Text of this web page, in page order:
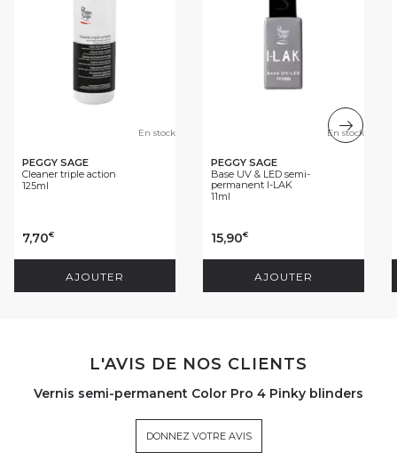
En stock
PEGGY SAGE
Cleaner triple action
125ml
7,70€
AJOUTER
En stock
PEGGY SAGE
Base UV & LED semi-
permanent I-LAK
11ml
15,90€
AJOUTER
L'AVIS DE NOS CLIENTS
Vernis semi-permanent Color Pro 4 Pinky blinders
DONNEZ VOTRE AVIS